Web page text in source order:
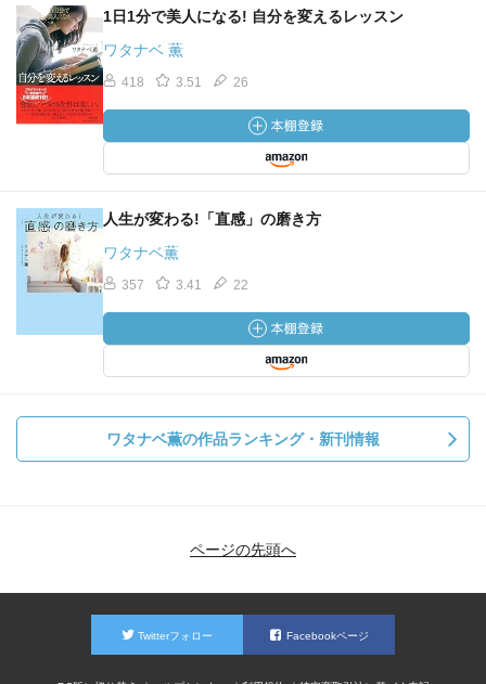
＞素っ裸で勝負できる人になる 自信がない人ほど高級品
で外見を飾り立てようとする（ワタナベ薫）
同感。
東野圭吾の白夜行を読んだときかな、その考えを持つよう
になった。
「ユニクロに見えない」は私にとってとても嬉しい言葉の
＞人生の妥協度は服と「部屋」に表れる（ワタナベ薫）
よく分からないけど、とりあえず今の自分は好きなブラン
った。人生の妥協ってなんだろう。
1日1分で美人になる! 自分を変えるレッスン
ワタナベ 薫
418 3.51 26
人生が変わる!「直感」の磨き方
ワタナベ薫
357 3.41 22
ワタナベ薫の作品ランキング・新刊情報
ページの先頭へ
Twitterフォロー Facebookページ